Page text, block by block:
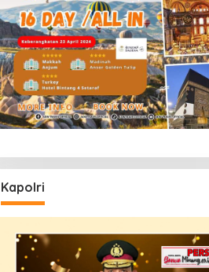
Kapolri